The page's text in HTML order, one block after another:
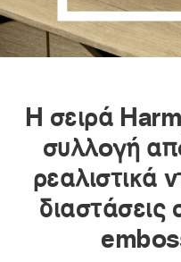
Η σειρά
συλλογή
ρεαλιστικά